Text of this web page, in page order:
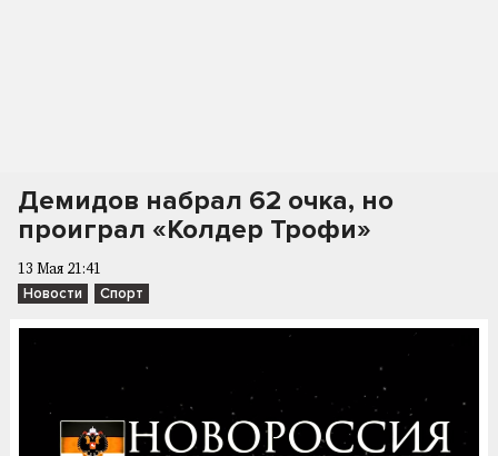
Демидов набрал 62 очка, но
проиграл «Колдер Трофи»
13 Мая 21:41
Новости Спорт